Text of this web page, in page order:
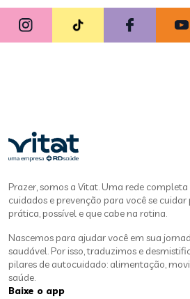
Prazer, somos a Vitat. Uma rede
cuidados e prevenção para você se
prática, possível e que cabe na rotina.
Nascemos para ajudar você em sua
saudável. Por isso, traduzimos e
pilares de autocuidado: alimentação,
saúde.
Baixe o app